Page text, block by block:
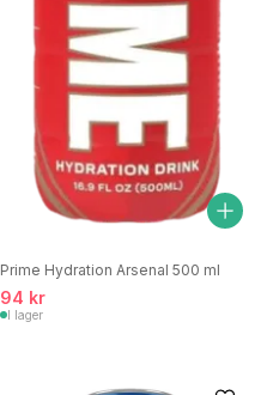
Prime Hydration Arsenal 500 ml
94 kr
I lager